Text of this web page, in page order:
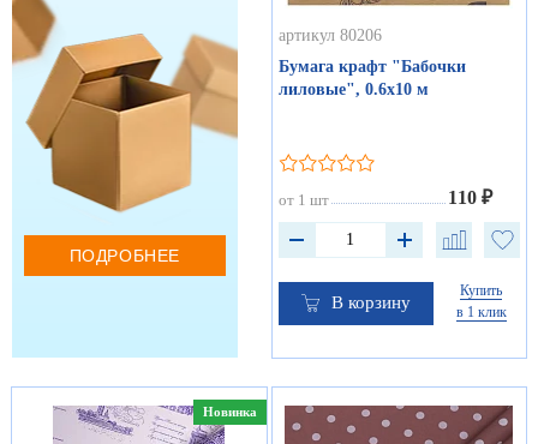
ПОДРОБНЕЕ
артикул 80206
Бумага крафт "Бабочки
лиловые", 0.6х10 м
от 1 шт 110 ₽
В корзину
Купить
в 1 клик
Новинка